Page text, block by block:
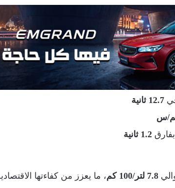
12.7 ثانية
1.2 ثانية
7.8 لتر/100 كم ، ما يعزز من كفاءتها